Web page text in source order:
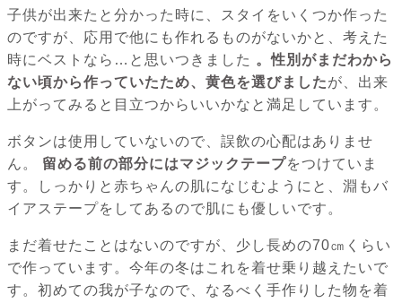
子供が出来たと分かった時に、スタイをいくつか作った
のですが、応用で他にも作れるものがないかと、考えた
時にベストなら…と思いつきました 。性別がまだわから
ない頃から作っていたため、黄色を選びましたが、出来
上がってみると目立つからいいかなと満足しています。
ボタンは使用していないので、誤飲の心配はありませ
ん。
留める前の部分にはマジックテープをつけていま
す。しっかりと赤ちゃんの肌になじむようにと、淵もバ
イアステープをしてあるので肌にも優しいです。
まだ着せたことはないのですが、少し長めの70㎝くらい
で作っています。今年の冬はこれを着せ乗り越えたいで
す。初めての我が子なので、なるべく手作りした物を着